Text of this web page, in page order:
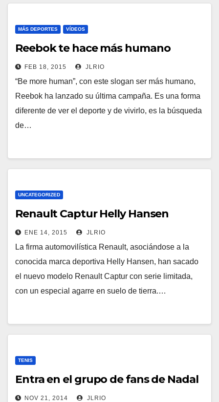
MÁS DEPORTES VÍDEOS
Reebok te hace más humano
FEB 18, 2015 JLRIO
“Be more human”, con este slogan ser más humano,
Reebok ha lanzado su última campaña. Es una forma
diferente de ver el deporte y de vivirlo, es la búsqueda
de…
UNCATEGORIZED
Renault Captur Helly Hansen
ENE 14, 2015 JLRIO
La firma automovilística Renault, asociándose a la
conocida marca deportiva Helly Hansen, han sacado
el nuevo modelo Renault Captur con serie limitada,
con un especial agarre en suelo de tierra.…
TENIS
Entra en el grupo de fans de Nadal
NOV 21, 2014 JLRIO